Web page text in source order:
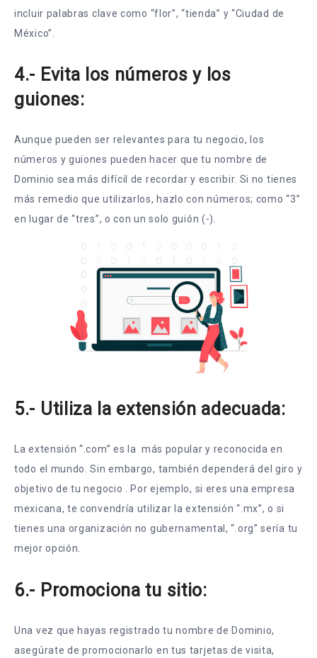
incluir palabras clave como “flor”, “tienda” y “Ciudad de
México”.
4.- Evita los números y los
guiones:
Aunque pueden ser relevantes para tu negocio, los
números y guiones pueden hacer que tu nombre de
Dominio sea más difícil de recordar y escribir. Si no tienes
más remedio que utilizarlos, hazlo con números; como “3”
en lugar de “tres”, o con un solo guión (-).
5.- Utiliza la extensión adecuada:
La extensión “.com” es la más popular y reconocida en
todo el mundo. Sin embargo, también dependerá del giro y
objetivo de tu negocio . Por ejemplo, si eres una empresa
mexicana, te convendría utilizar la extensión “.mx”, o si
tienes una organización no gubernamental, “.org” sería tu
mejor opción.
6.- Promociona tu sitio:
Una vez que hayas registrado tu nombre de Dominio,
asegúrate de promocionarlo en tus tarjetas de visita,